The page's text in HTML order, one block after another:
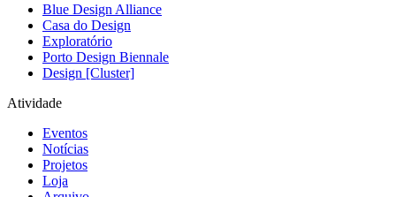
Blue Design Alliance
Casa do Design
Exploratório
Porto Design Biennale
Design [Cluster]
Atividade
Eventos
Notícias
Projetos
Loja